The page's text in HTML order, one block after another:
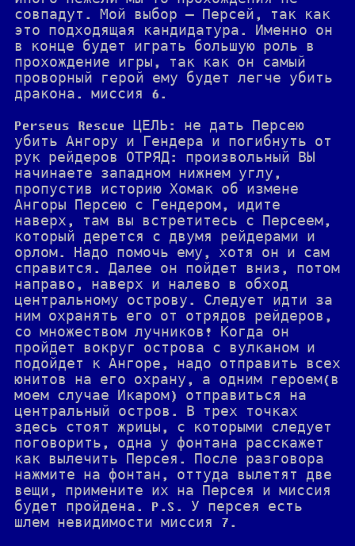
совпадут. Мой выбор — Персей, так как
это подходящая кандидатура. Именно он
в конце будет играть большую роль в
прохождение игры, так как он самый
проворный герой ему будет легче убить
дракона. миссия 6.
Perseus Rescue ЦЕЛЬ: не дать Персею
убить Ангору и Гендера и погибнуть от
рук рейдеров ОТРЯД: произвольный ВЫ
начинаете западном нижнем углу,
пропустив историю Хомак об измене
Ангоры Персею с Гендером, идите
наверх, там вы встретитесь с Персеем,
который дерется с двумя рейдерами и
орлом. Надо помочь ему, хотя он и сам
справится. Далее он пойдет вниз, потом
направо, наверх и налево в обход
центральному острову. Следует идти за
ним охранять его от отрядов рейдеров,
со множеством лучников! Когда он
пройдет вокруг острова с вулканом и
подойдет к Ангоре, надо отправить всех
юнитов на его охрану, а одним героем(в
моем случае Икаром) отправиться на
центральный остров. В трех точках
здесь стоят жрицы, с которыми следует
поговорить, одна у фонтана расскажет
как вылечить Персея. После разговора
нажмите на фонтан, оттуда вылетят две
вещи, примените их на Персея и миссия
будет пройдена. P.S. У персея есть
шлем невидимости миссия 7.